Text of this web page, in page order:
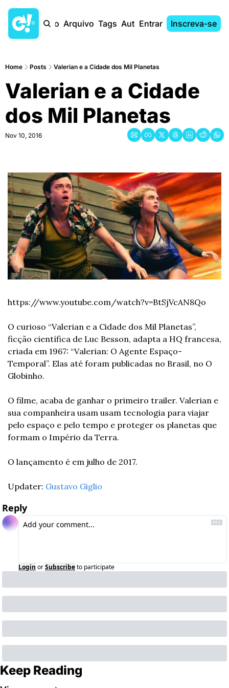
Início Arquivo Tags AutoresEntrar Inscreva-se
Home Posts Valerian e a Cidade dos Mil Planetas
Valerian e a Cidade
dos Mil Planetas
Nov 10, 2016
https://www.youtube.com/watch?v=BtSjVcAN8Qo
O curioso “Valerian e a Cidade dos Mil Planetas”,
ficção científica de Luc Besson, adapta a HQ francesa,
criada em 1967: “Valerian: O Agente Espaço-
Temporal”. Elas até foram publicadas no Brasil, no O
Globinho.
O filme, acaba de ganhar o primeiro trailer. Valerian e
sua companheira usam usam tecnologia para viajar
pelo espaço e pelo tempo e proteger os planetas que
formam o Império da Terra.
O lançamento é em julho de 2017.
Updater: Gustavo Giglio
Reply
Login orSubscribeto participate
Keep Reading